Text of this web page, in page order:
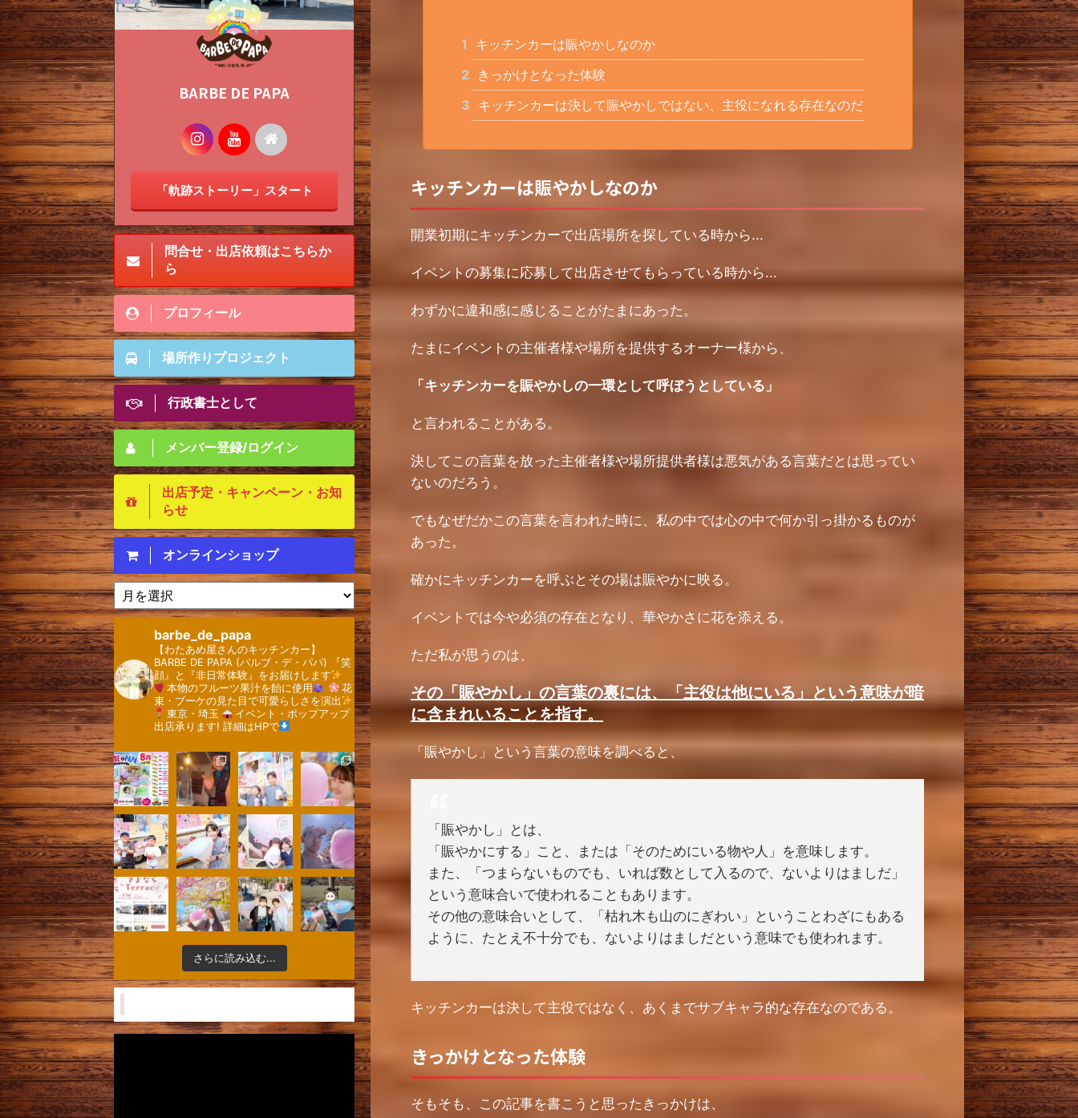
1
キッチンカーは賑やかしなのか
2
きっかけとなった体験
3 キッチンカーは決して賑やかしではない、主役になれる存在なのだ
キッチンカーは賑やかしなのか
開業初期にキッチンカーで出店場所を探している時から...
イベントの募集に応募して出店させてもらっている時から...
わずかに違和感に感じることがたまにあった。
たまにイベントの主催者様や場所を提供するオーナー様から、
「キッチンカーを賑やかしの一環として呼ぼうとしている」
と言われることがある。
決してこの言葉を放った主催者様や場所提供者様は悪気がある言葉だとは思ってい
ないのだろう。
でもなぜだかこの言葉を言われた時に、私の中では心の中で何か引っ掛かるものが
あった。
確かにキッチンカーを呼ぶとその場は賑やかに映る。
イベントでは今や必須の存在となり、華やかさに花を添える。
ただ私が思うのは、
その「賑やかし」の言葉の裏には、「主役は他にいる」という意味が暗
に含まれいることを指す。
「賑やかし」という言葉の意味を調べると、
「賑やかし」とは、
「賑やかにする」こと、または「そのためにいる物や人」を意味します。
また、「つまらないものでも、いれば数として入るので、ないよりはましだ」
という意味合いで使われることもあります。
その他の意味合いとして、「枯れ木も山のにぎわい」ということわざにもある
ように、たとえ不十分でも、ないよりはましだという意味でも使われます。
キッチンカーは決して主役ではなく、あくまでサブキャラ的な存在なのである。
きっかけとなった体験
そもそも、この記事を書こうと思ったきっかけは、
BARBE DE PAPA
「軌跡ストーリー」スタート
問合せ・出店依頼はこちらか
ら
プロフィール
場所作りプロジェクト
行政書士として
メンバー登録/ログイン
出店予定・キャンペーン・お知
らせ
オンラインショップ
ア
ー
カ
イ
ブ
barbe_de_papa
【わたあめ屋さんのキッチンカー】 ⁡
⁡BARBE DE PAPA (バルブ・デ・パパ) 『笑
顔』と『非日常体験』をお届けします
本物のフルーツ果汁を飴に使用
花
束・ブーケの見た目で可愛らしさを演出
東京・埼玉
イベント・ポップアップ
出店承ります! 詳細はHPで
さらに読み込む...
動
画
プ
レ
ー